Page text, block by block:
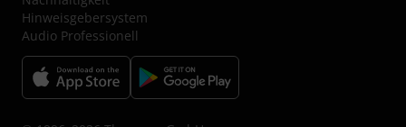
Hinweisgebersystem
Audio Professionell